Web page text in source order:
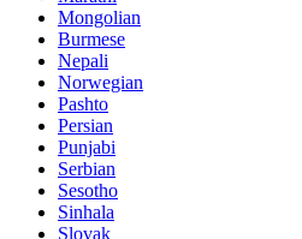
Mongolian
Burmese
Nepali
Norwegian
Pashto
Persian
Punjabi
Serbian
Sesotho
Sinhala
Slovak